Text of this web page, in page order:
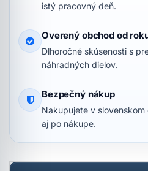
istý pracovný deň.
Overený obchod od
Dlhoročné skúsenosti s
náhradných dielov.
Bezpečný nákup
Nakupujete v
aj po nákupe.